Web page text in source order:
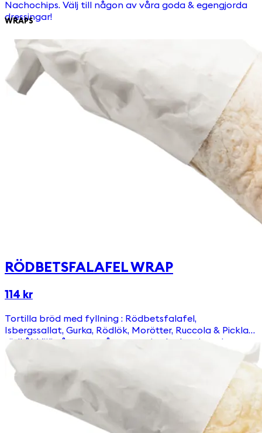
Nachochips. Välj till någon av våra goda & egengjorda
dressingar!
WRAPS
RÖDBETSFALAFEL WRAP
114 kr
Tortilla bröd med fyllning : Rödbetsfalafel,
Isbergssallat, Gurka, Rödlök, Morötter, Ruccola & Picklad
rödkål. Välj någon av våra egengjorda dressingar!
Innehåller gluten.